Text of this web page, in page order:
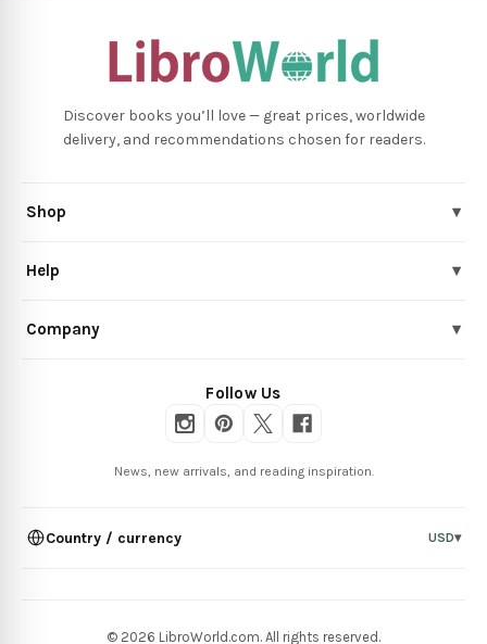
Discover books you’ll love — great prices, worldwide
delivery, and recommendations chosen for readers.
Shop ▾
Help ▾
Company ▾
Follow Us
News, new arrivals, and reading inspiration.
Country / currency USD▾
© 2026 LibroWorld.com. All rights reserved.